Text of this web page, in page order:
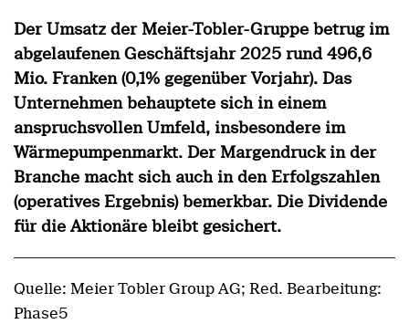
Der Umsatz der Meier-Tobler-Gruppe betrug im
abgelaufenen Geschäftsjahr 2025 rund 496,6
Mio. Franken (0,1% gegenüber Vorjahr). Das
Unternehmen behauptete sich in einem
anspruchsvollen Umfeld, insbesondere im
Wärmepumpenmarkt. Der Margendruck in der
Branche macht sich auch in den Erfolgszahlen
(operatives Ergebnis) bemerkbar. Die Dividende
für die Aktionäre bleibt gesichert.
Quelle: Meier Tobler Group AG; Red. Bearbeitung:
Phase5